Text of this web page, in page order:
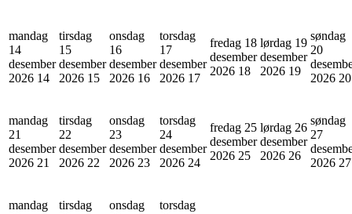
mandag
14
desember
2026 14
tirsdag
15
desember
2026 15
onsdag
16
desember
2026 16
torsdag
17
desember
2026 17
fredag 18
desember
2026 18
lørdag 19
desember
2026 19
søndag
20
2026 20
mandag
21
desember
2026 21
tirsdag
22
desember
2026 22
onsdag
23
desember
2026 23
torsdag
24
desember
2026 24
fredag 25
desember
2026 25
lørdag 26
desember
2026 26
søndag
27
2026 27
mandag
tirsdag
onsdag
torsdag